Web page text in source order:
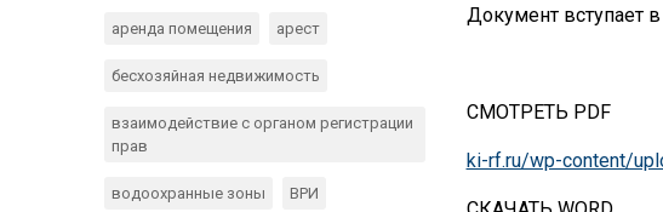
аренда помещения арест
бесхозяйная недвижимость
взаимодействие с органом регистрации
прав
водоохранные зоны ВРИ
Документ вступает
СМОТРЕТЬ PDF
ki-rf.ru/wp-content/